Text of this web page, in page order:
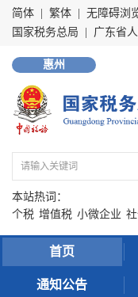
简体 繁体
无障碍浏
国家税务总局
广东省
惠州
本站热词：
个税 增值税 小微企业
首页
通知公告